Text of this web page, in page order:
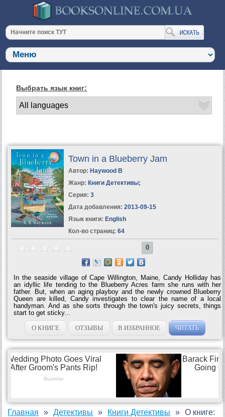
Выбрать язык книг:
Town in a Blueberry Jam
Автор: Haywood B
Жанр: Книги Детективы;
Серия: 3
Дата добавления: 2013-09-15
Язык книги: English
Кол-во страниц: 64
0
In the seaside village of Cape Willington, Maine, Candy Holliday has
an idyllic life tending to the Blueberry Acres farm she runs with her
father. But, when an aging playboy and the newly crowned Blueberry
Queen are killed, Candy investigates to clear the name of a local
handyman. And as she sorts through the town's juicy secrets, things
start to get sticky...
О КНИГЕ
ОТЗЫВЫ В ИЗБРАННОЕ ЧИТАТЬ
Главная Детективы Книги Детективы
О книге: